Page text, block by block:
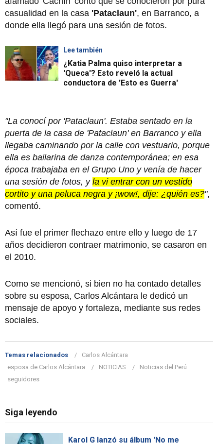
casualidad en la casa 'Pataclaun', en Barranco, a
donde ella llegó para una sesión de fotos.
Lee también
¿Katia Palma quiso interpretar a
'Queca'? Esto reveló la actual
conductora de 'Esto es Guerra'
"La conocí por 'Pataclaun'. Estaba sentado en la
puerta de la casa de 'Pataclaun' en Barranco y ella
llegaba caminando por la calle con vestuario, porque
ella es bailarina de danza contemporánea; en esa
época trabajaba en el Grupo Uno y venía de hacer
una sesión de fotos, y la vi entrar con un vestido
cortito y una peluca negra y ¡wow!, dije: ¿quién es?",
comentó.
Así fue el primer flechazo entre ello y luego de 17
años decidieron contraer matrimonio, se casaron en
el 2010.
Como se mencionó, si bien no ha contado detalles
sobre su esposa, Carlos Alcántara le dedicó un
mensaje de apoyo y fortaleza, mediante sus redes
sociales.
Temas relacionados
Carlos Alcántara
esposa de Carlos Alcántara
NOTICIAS
Noticias del Perú
seguidores
Siga leyendo
Karol G lanzó su álbum 'No me